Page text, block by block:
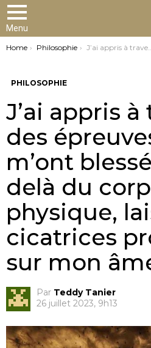
Menu
You are here:
Home Philosophie J’ai appris à traverser des épreuves qui m’ont blessé bien au-delà du corps physique, laissant des cicatrices profondes sur mon âme
PHILOSOPHIE
J’ai appris
des
m’ont
delà du
physique,
cicatrices
sur mon
Par Teddy Tanier
26 juillet 2023, 9h13